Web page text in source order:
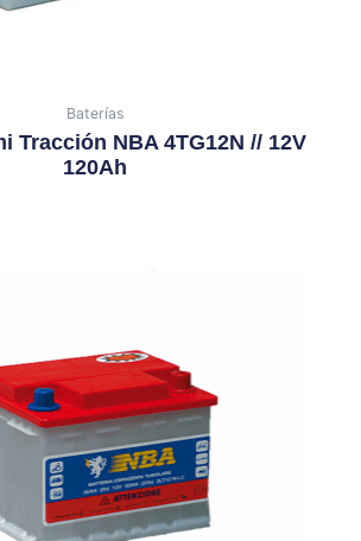
Baterías
Tracción NBA 4TG12N // 12V
120Ah